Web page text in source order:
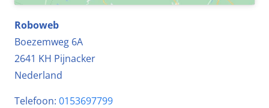
Roboweb
Boezemweg 6A
2641 KH Pijnacker
Nederland
Telefoon: 0153697799